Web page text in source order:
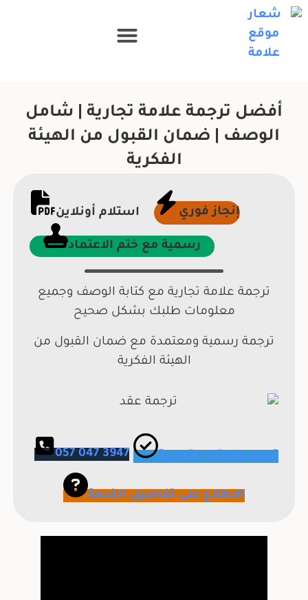
أفضل ترجمة علامة تجارية | شامل
الوصف | ضمان القبول من الهيئة
الفكرية
استلام أونلاين إنجاز فوري
رسمية مع ختم الاعتماد
ترجمة علامة تجارية مع كتابة الوصف وجميع
معلومات طلبك بشكل صحيح
ترجمة رسمية ومعتمدة مع ضمان القبول من
الهيئة الفكرية
057 047 3947 ترجم علامتك التجارية
الاطلاع على تفاصيل الخدمة